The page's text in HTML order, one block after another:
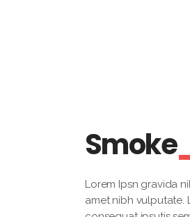
Smoke
Lorem Ipsn gravida
amet nibh vulputate.